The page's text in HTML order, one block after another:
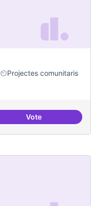
Projectes comunitaris
VoteSalut Comunitària